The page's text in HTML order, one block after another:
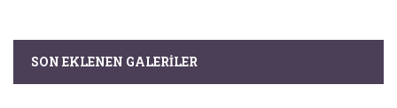
SON EKLENEN GALERILER